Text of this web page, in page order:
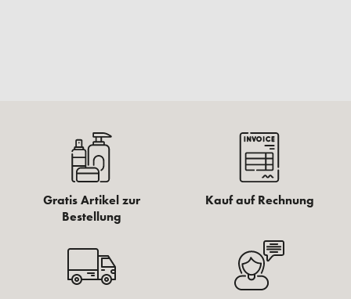
Gratis Artikel zur
Bestellung
Kauf auf Rechnung